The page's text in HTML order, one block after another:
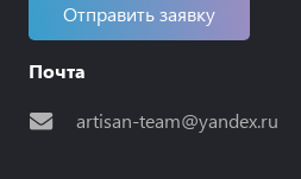
Отправить заявку
Почта
artisan-team@yandex.ru